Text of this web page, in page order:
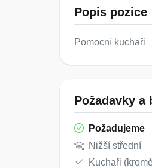
Popis pozice
Pomocní kuchaři
Požadavky a
Požadujeme
Nižší střední
Kuchaři